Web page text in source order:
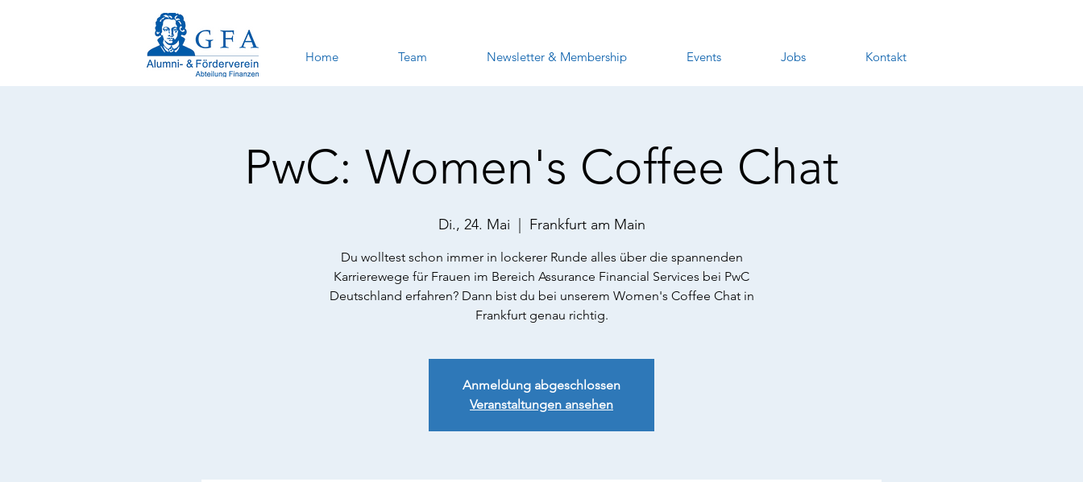
Home Team Newsletter & Membership Events Jobs Kontakt
PwC: Women's Coffee Chat
Di., 24. Mai Frankfurt am Main
Du wolltest schon immer in lockerer Runde alles über die spannenden
Karrierewege für Frauen im Bereich Assurance Financial Services bei PwC
Deutschland erfahren? Dann bist du bei unserem Women's Coffee Chat in
Frankfurt genau richtig.
Anmeldung abgeschlossen
Veranstaltungen ansehen